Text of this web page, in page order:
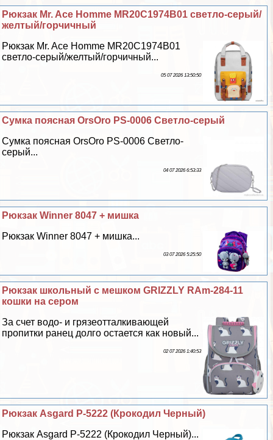
Рюкзак Mr. Ace Homme MR20C1974B01 светло-серый/
желтый/горчичный
Рюкзак Mr. Ace Homme MR20C1974B01
светло-серый/желтый/горчичный...
05 07 2026 13:50:50
Сумка поясная OrsOro PS-0006 Светло-серый
Сумка поясная OrsOro PS-0006 Светло-
серый...
04 07 2026 6:53:33
Рюкзак Winner 8047 + мишка
Рюкзак Winner 8047 + мишка...
03 07 2026 5:25:50
Рюкзак школьный с мешком GRIZZLY RAm-284-11
кошки на сером
За счет водо- и грязеотталкивающей
пропитки ранец долго остается как новый...
02 07 2026 1:40:53
Рюкзак Asgard Р-5222 (Крокодил Черный)
Рюкзак Asgard Р-5222 (Крокодил Черный)...